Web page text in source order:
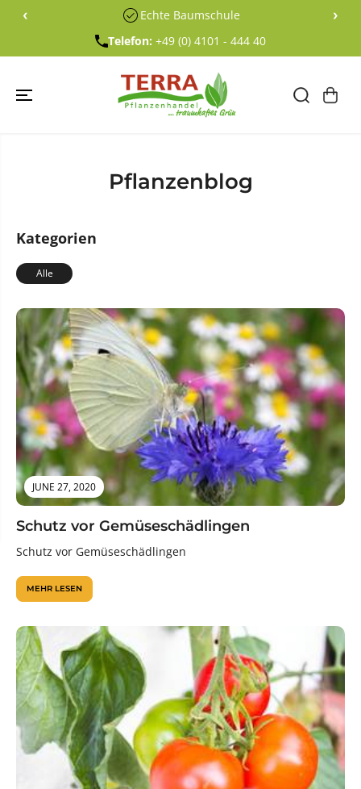
EN SIE ZU
‹ Echte Baumschule ›
Telefon: +49 (0) 4101 - 444 40
Pflanzenblog
Kategorien
Alle
JUNE 27, 2020
Schutz vor Gemüseschädlingen
Schutz vor Gemüseschädlingen
MEHR LESEN